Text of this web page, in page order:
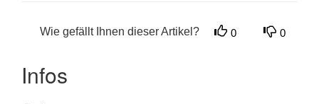
Wie gefällt Ihnen dieser Artikel? 0 0
Infos